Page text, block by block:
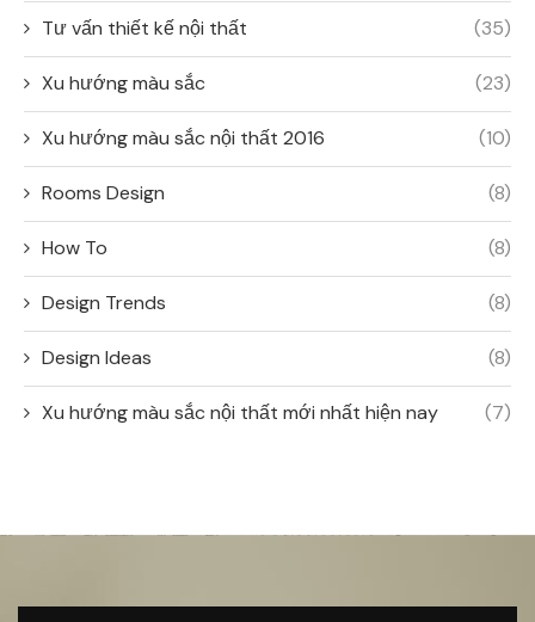
Tư vấn thiết kế nội thất (35)
Xu hướng màu sắc (23)
Xu hướng màu sắc nội thất 2016 (10)
Rooms Design (8)
How To (8)
Design Trends (8)
Design Ideas (8)
Xu hướng màu sắc nội thất mới nhất hiện nay (7)